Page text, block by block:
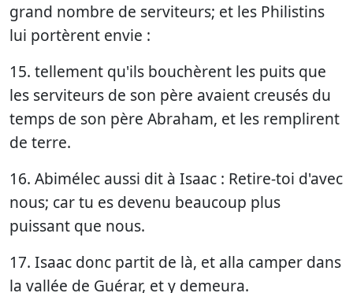
grand nombre de serviteurs; et les Philistins
lui portèrent envie :
15. tellement qu'ils bouchèrent les puits que
les serviteurs de son père avaient creusés du
temps de son père Abraham, et les remplirent
de terre.
16. Abimélec aussi dit à Isaac : Retire-toi d'avec
nous; car tu es devenu beaucoup plus
puissant que nous.
17. Isaac donc partit de là, et alla camper dans
la vallée de Guérar, et y demeura.